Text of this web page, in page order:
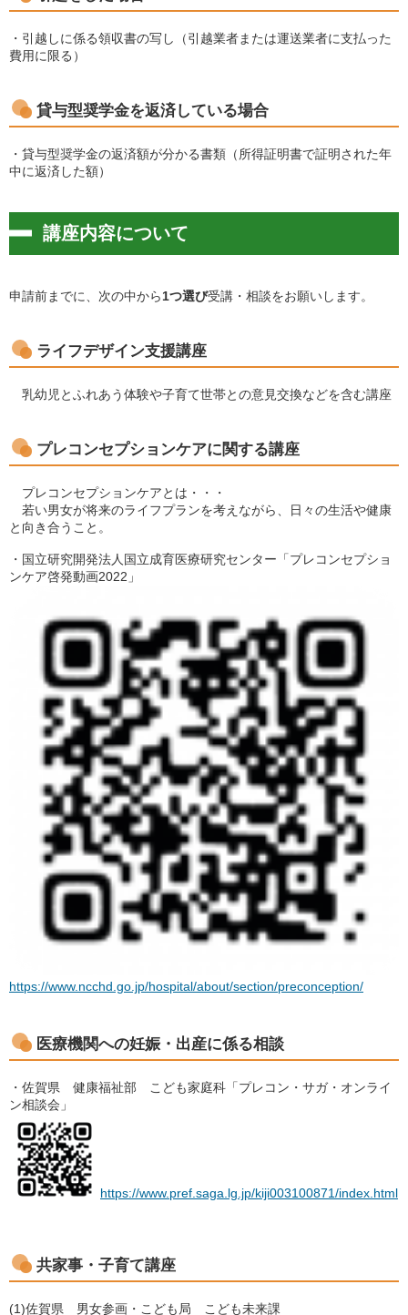
・引越しに係る領収書の写し（引越業者または運送業者に支払った
費用に限る）
貸与型奨学金を返済している場合
・貸与型奨学金の返済額が分かる書類（所得証明書で証明された年
中に返済した額）
講座内容について
申請前までに、次の中から1つ選び受講・相談をお願いします。
ライフデザイン支援講座
乳幼児とふれあう体験や子育て世帯との意見交換などを含む講座
プレコンセプションケアに関する講座
プレコンセプションケアとは・・・
若い男女が将来のライフプランを考えながら、日々の生活や健康
と向き合うこと。
・国立研究開発法人国立成育医療研究センター「プレコンセプショ
ンケア啓発動画2022」
https://www.ncchd.go.jp/hospital/about/section/preconception/
医療機関への妊娠・出産に係る相談
・佐賀県 健康福祉部 こども家庭科「プレコン・サガ・オンライ
ン相談会」
https://www.pref.saga.lg.jp/kiji003100871/index.html
共家事・子育て講座
(1)佐賀県 男女参画・こども局 こども未来課